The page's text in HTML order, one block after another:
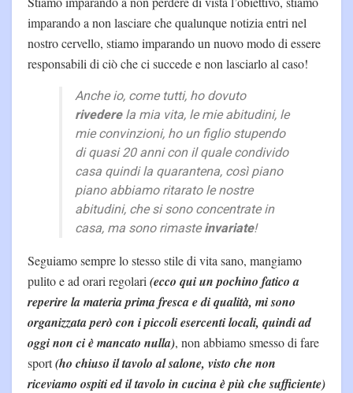
imparando a non lasciare che qualunque notizia entri nel
nostro cervello, stiamo imparando un nuovo modo di essere
responsabili di ciò che ci succede e non lasciarlo al caso!
Anche io, come tutti, ho dovuto
rivederela mia vita, le mie abitudini, le
mie convinzioni, ho un figlio stupendo
di quasi 20 anni con il quale condivido
casa quindi la quarantena, così piano
piano abbiamo ritarato le nostre
abitudini, che si sono concentrate in
casa, ma sono rimasteinvariate!
Seguiamo sempre lo stesso stile di vita sano, mangiamo
pulito e ad orari regolari (ecco qui un pochino fatico a
reperire la materia prima fresca e di qualità, mi sono
organizzata però con i piccoli esercenti locali, quindi ad
oggi non ci è mancato nulla), non abbiamo smesso di fare
sport(ho chiuso il tavolo al salone, visto che non
riceviamo ospiti ed il tavolo in cucina è più che sufficiente)